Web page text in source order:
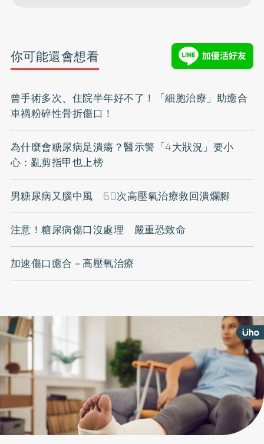
你可能還會想看
曾手術多次、住院半年好不了！「細胞治療」助癒合
車禍粉碎性骨折傷口！
為什麼會糖尿病足潰瘍？醫示警「4大狀況」要小
心：亂剪指甲也上榜
男糖尿病又腦中風 60次高壓氧治療救回潰爛腳
注意！糖尿病傷口沒處理 嚴重恐致命
加速傷口癒合－高壓氧治療